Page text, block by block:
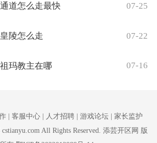
道怎么走最快 07-25
陵怎么走 07-22
玛教主在哪 07-16
| 客服中心 | 人才招聘 | 游戏论坛 | 家长监护
All Rights Reserved. 添芸开区网 版